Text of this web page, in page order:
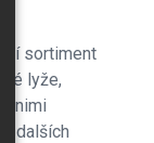
sortiment
lyže,
nimi
dalších